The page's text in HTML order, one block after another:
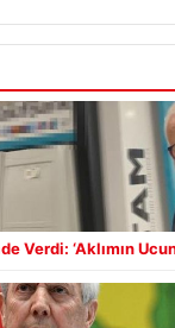
Verdi: ‘Aklımın